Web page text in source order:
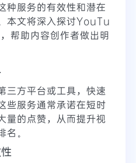
种服务的有效性和潜在
本文将深入探讨YouTu
帮助内容创作者做出明
三方平台或工具，快速
些服务通常承诺在短时
量的点赞，从而提升视
。